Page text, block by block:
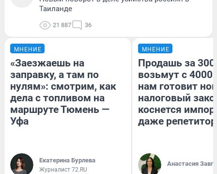
Таиланде
21 887 36
МНЕНИЕ
«Заезжаешь на
заправку, а там по
нулям»: смотрим, как
дела с топливом на
маршруте Тюмень —
Уфа
Екатерина Бурлева
Журналист 72.RU
МНЕНИЕ
Продашь за
возьмут с
нам готовит
налоговый
коснется
даже
Анастасия